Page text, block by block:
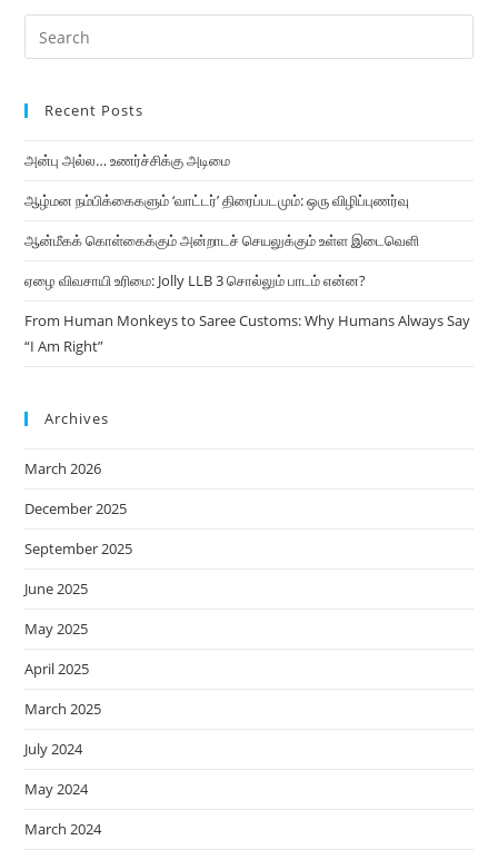
Recent Posts
அன்பு அல்ல… உணர்ச்சிக்கு அடிமை
ஆழ்மன நம்பிக்கைகளும் ‘வாட்டர்’ திரைப்படமும்: ஒரு விழிப்புணர்வு
ஆன்மீகக் கொள்கைக்கும் அன்றாடச் செயலுக்கும் உள்ள இடைவெளி
ஏழை விவசாயி உரிமை: Jolly LLB 3 சொல்லும் பாடம் என்ன?
From Human Monkeys to Saree Customs: Why Humans Always Say
“I Am Right”
Archives
March 2026
December 2025
September 2025
June 2025
May 2025
April 2025
March 2025
July 2024
May 2024
March 2024